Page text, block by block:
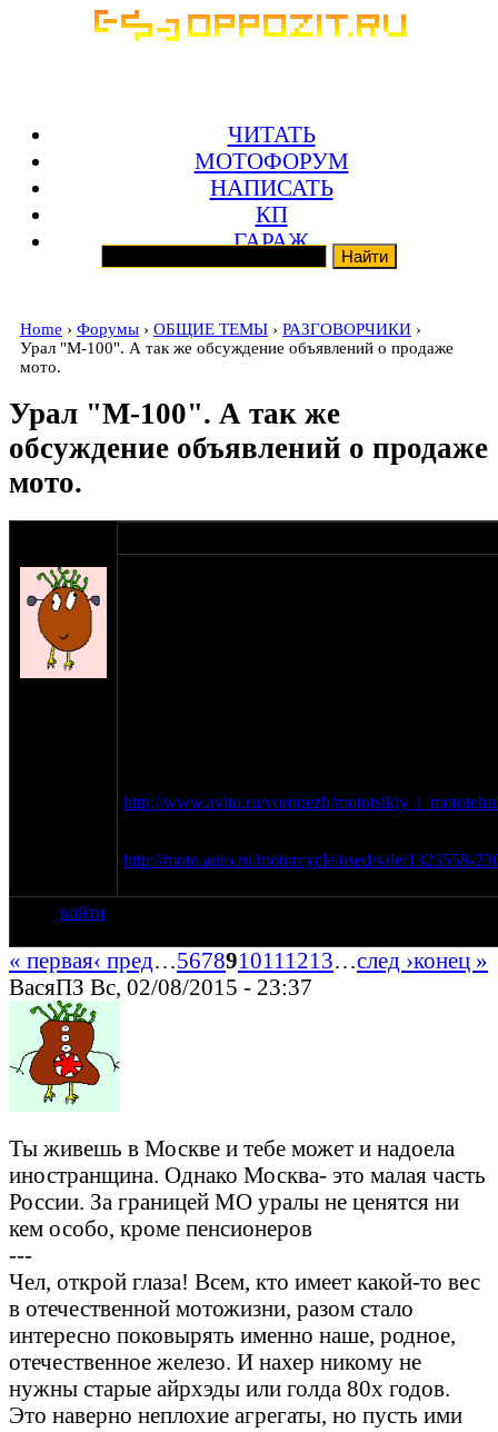
ЧИТАТЬ
МОТОФОРУМ
НАПИСАТЬ
КП
ГАРАЖ
Home › Форумы › ОБЩИЕ ТЕМЫ › РАЗГОВОРЧИКИ ›
Урал "М-100". А так же обсуждение объявлений о продаже
мото.
Урал "М-100". А так же
обсуждение объявлений о продаже
мото.
http://www.avito.ru/voronezh/
http://moto.auto.ru/motorcycle/used/sale/1323558-
войти
« первая‹ пред…567891011 1213…след ›конец »
ВасяПЗ Вс, 02/08/2015 - 23:37
Ты живешь в Москве и тебе может и надоела
иностранщина. Однако Москва- это малая часть
России. За границей МО уралы не ценятся ни
кем особо, кроме пенсионеров
---
Чел, открой глаза! Всем, кто имеет какой-то вес
в отечественной мотожизни, разом стало
интересно поковырять именно наше, родное,
отечественное железо. И нахер никому не
нужны старые айрхэды или голда 80х годов.
Это наверно неплохие агрегаты, но пусть ими